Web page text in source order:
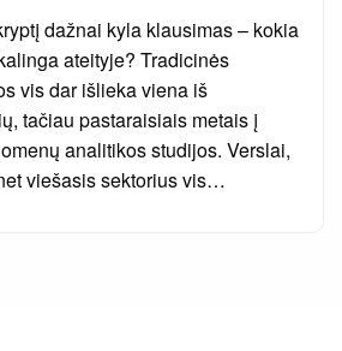
dažnai kyla klausimas – kokia
ateityje? Tradicinės
vis dar išlieka viena iš
tačiau pastaraisiais metais į
analitikos studijos. Verslai,
viešasis sektorius vis…